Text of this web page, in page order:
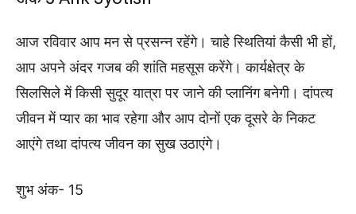
आज रविवार आप मन से प्रसन्न रहेंगे। चाहे स्थितियां कैसी भी हों,
आप अपने अंदर गजब की शांति महसूस करेंगे। कार्यक्षेत्र के
सिलसिले में किसी सुदूर यात्रा पर जाने की प्लानिंग बनेगी। दांपत्य
जीवन में प्यार का भाव रहेगा और आप दोनों एक दूसरे के निकट
आएंगे तथा दांपत्य जीवन का सुख उठाएंगे।
शुभ अंक- 15